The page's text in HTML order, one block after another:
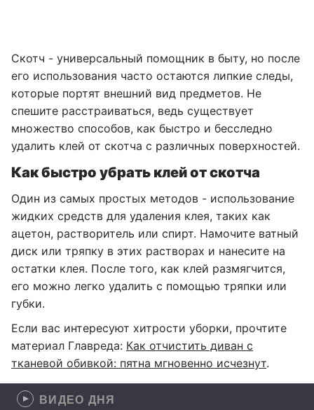
Скотч - универсальный помощник в быту, но после
его использования часто остаются липкие следы,
которые портят внешний вид предметов. Не
спешите расстраиваться, ведь существует
множество способов, как быстро и бесследно
удалить клей от скотча с различных поверхностей.
Как быстро убрать клей от скотча
Один из самых простых методов - использование
жидких средств для удаления клея, таких как
ацетон, растворитель или спирт. Намочите ватный
диск или тряпку в этих растворах и нанесите на
остатки клея. После того, как клей размягчится,
его можно легко удалить с помощью тряпки или
губки.
Если вас интересуют хитрости уборки, прочтите
материал Главреда: Как отчистить диван с
тканевой обивкой: пятна мгновенно исчезнут.
ВИДЕО ДНЯ